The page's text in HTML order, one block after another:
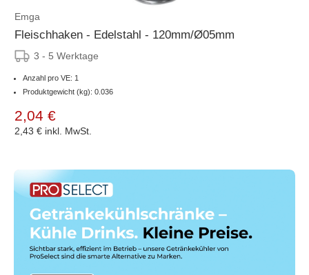
Emga
Fleischhaken - Edelstahl - 120mm/Ø05mm
3 - 5 Werktage
Anzahl pro VE: 1
Produktgewicht (kg): 0.036
2,04 €
2,43 € inkl. MwSt.